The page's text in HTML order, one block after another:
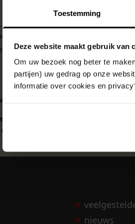
Toestemming
Deze website maakt gebruik van
Om uw bezoek nog beter te
partijen) uw gedrag op onze
informatie over cookies en
van deze pagina is het niet mogelijk om
bezoeken door:
verouderde lijst van de website
nieuws